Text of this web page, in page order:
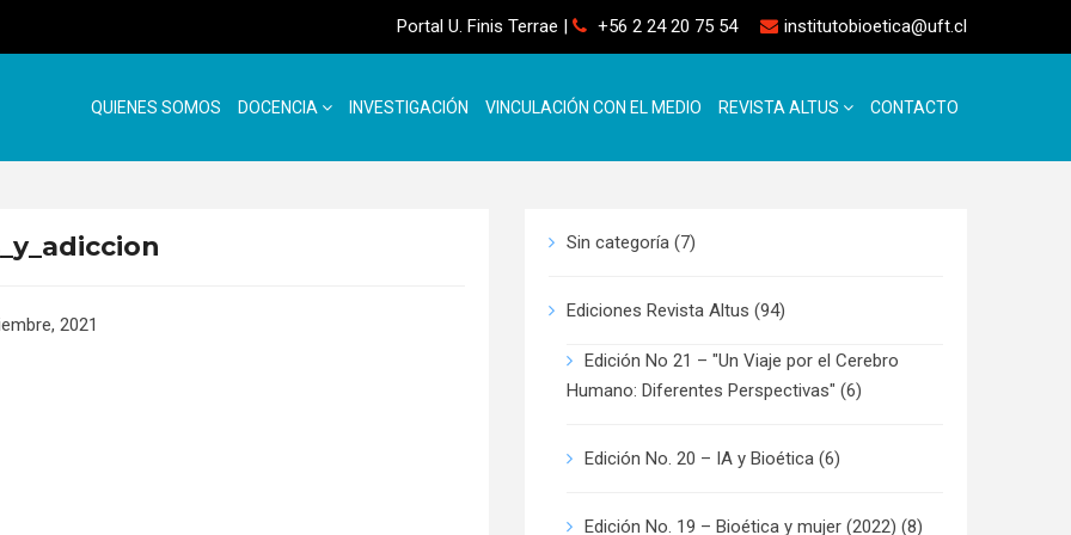
Portal U. Finis Terrae | +56 2 24 20 75 54 institutobioetica@uft.cl
QUIENES SOMOS DOCENCIA INVESTIGACIÓN VINCULACIÓN CON EL MEDIO REVISTA ALTUS CONTACTO
2021
Sin categoría (7)
Ediciones Revista Altus (94)
Edición No 21 – "Un Viaje por el Cerebro
Humano: Diferentes Perspectivas" (6)
Edición No. 20 – IA y Bioética (6)
Edición No. 19 – Bioética y mujer (2022) (8)